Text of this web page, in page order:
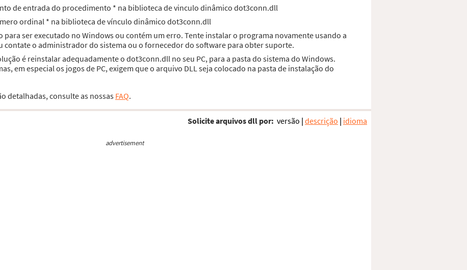
de entrada do procedimento * na biblioteca de vinculo dinâmico dot3conn.dll
ordinal * na biblioteca de vínculo dinâmico dot3conn.dll
ser executado no Windows ou contém um erro. Tente instalar o programa novamente usando a
contate o administrador do sistema ou o fornecedor do software para obter suporte.
é reinstalar adequadamente o dot3conn.dll no seu PC, para a pasta do sistema do Windows.
em especial os jogos de PC, exigem que o arquivo DLL seja colocado na pasta de instalação do
detalhadas, consulte as nossas FAQ.
Solicite arquivos dll por: versão | descrição | idioma
advertisement